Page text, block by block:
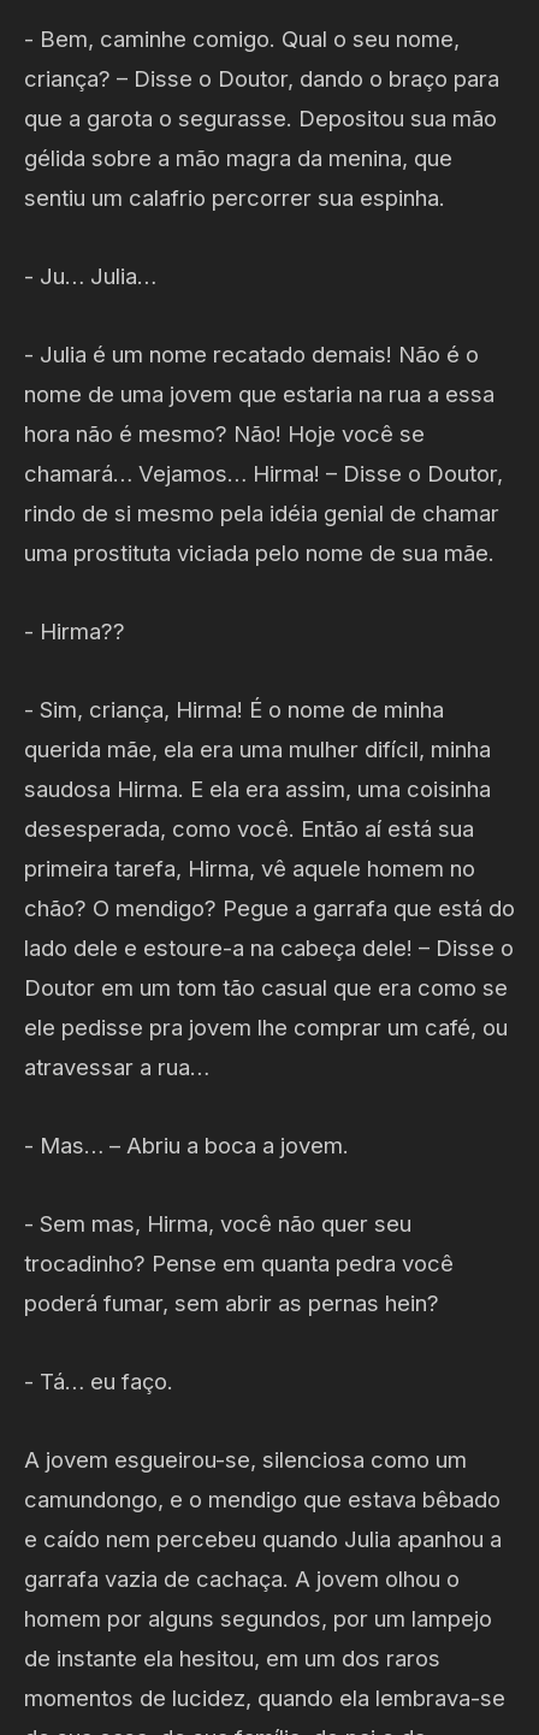
- Bem, caminhe comigo. Qual o seu nome,
criança? – Disse o Doutor, dando o braço para
que a garota o segurasse. Depositou sua mão
gélida sobre a mão magra da menina, que
sentiu um calafrio percorrer sua espinha.
- Ju… Julia…
- Julia é um nome recatado demais! Não é o
nome de uma jovem que estaria na rua a essa
hora não é mesmo? Não! Hoje você se
chamará… Vejamos… Hirma! – Disse o Doutor,
rindo de si mesmo pela idéia genial de chamar
uma prostituta viciada pelo nome de sua mãe.
- Hirma??
- Sim, criança, Hirma! É o nome de minha
querida mãe, ela era uma mulher difícil, minha
saudosa Hirma. E ela era assim, uma coisinha
desesperada, como você. Então aí está sua
primeira tarefa, Hirma, vê aquele homem no
chão? O mendigo? Pegue a garrafa que está do
lado dele e estoure-a na cabeça dele! – Disse o
Doutor em um tom tão casual que era como se
ele pedisse pra jovem lhe comprar um café, ou
atravessar a rua…
- Mas… – Abriu a boca a jovem.
- Sem mas, Hirma, você não quer seu
trocadinho? Pense em quanta pedra você
poderá fumar, sem abrir as pernas hein?
- Tá… eu faço.
A jovem esgueirou-se, silenciosa como um
camundongo, e o mendigo que estava bêbado
e caído nem percebeu quando Julia apanhou a
garrafa vazia de cachaça. A jovem olhou o
homem por alguns segundos, por um lampejo
de instante ela hesitou, em um dos raros
momentos de lucidez, quando ela lembrava-se